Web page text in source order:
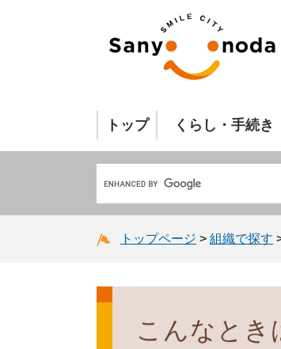
トップ くらし・手続き
トップページ > 組織で探す
こんなとき